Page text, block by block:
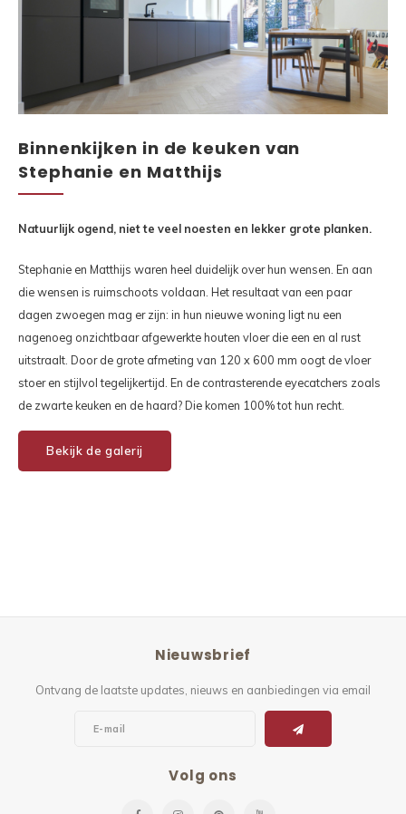
Binnenkijken in de keuken van
Stephanie en Matthijs
Natuurlijk ogend, niet te veel noesten en lekker grote planken.
Stephanie en Matthijs waren heel duidelijk over hun wensen. En aan
die wensen is ruimschoots voldaan. Het resultaat van een paar
dagen zwoegen mag er zijn: in hun nieuwe woning ligt nu een
nagenoeg onzichtbaar afgewerkte houten vloer die een en al rust
uitstraalt. Door de grote afmeting van 120 x 600 mm oogt de vloer
stoer en stijlvol tegelijkertijd. En de contrasterende eyecatchers zoals
de zwarte keuken en de haard? Die komen 100% tot hun recht.
Bekijk de galerij
Nieuwsbrief
Ontvang de laatste updates, nieuws en aanbiedingen via email
Volg ons